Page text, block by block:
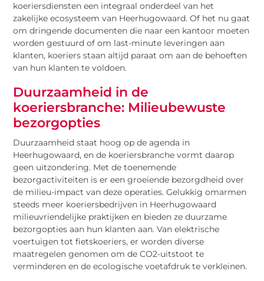
koeriersdiensten een integraal onderdeel van het
zakelijke ecosysteem van Heerhugowaard. Of het nu gaat
om dringende documenten die naar een kantoor moeten
worden gestuurd of om last-minute leveringen aan
klanten, koeriers staan altijd paraat om aan de behoeften
van hun klanten te voldoen.
Duurzaamheid in de
koeriersbranche: Milieubewuste
bezorgopties
Duurzaamheid staat hoog op de agenda in
Heerhugowaard, en de koeriersbranche vormt daarop
geen uitzondering. Met de toenemende
bezorgactiviteiten is er een groeiende bezorgdheid over
de milieu-impact van deze operaties. Gelukkig omarmen
steeds meer koeriersbedrijven in Heerhugowaard
milieuvriendelijke praktijken en bieden ze duurzame
bezorgopties aan hun klanten aan. Van elektrische
voertuigen tot fietskoeriers, er worden diverse
maatregelen genomen om de CO2-uitstoot te
verminderen en de ecologische voetafdruk te verkleinen.